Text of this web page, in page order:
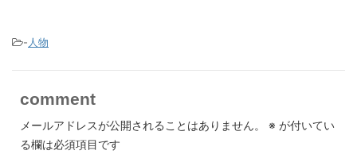
-人物
comment
メールアドレスが公開されることはありません。 ※ が付いてい
る欄は必須項目です